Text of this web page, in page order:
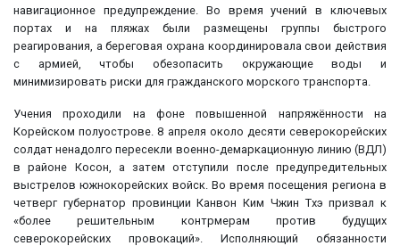
навигационное предупреждение. Во время учений в ключевых
портах и на пляжах были размещены группы быстрого
реагирования, а береговая охрана координировала свои действия
с армией, чтобы обезопасить окружающие воды и
минимизировать риски для гражданского морского транспорта.
Учения проходили на фоне повышенной напряжённости на
Корейском полуострове. 8 апреля около десяти северокорейских
солдат ненадолго пересекли военно-демаркационную линию (ВДЛ)
в районе Косон, а затем отступили после предупредительных
выстрелов южнокорейских войск. Во время посещения региона в
четверг губернатор провинции Канвон Ким Чжин Тхэ призвал к
«более решительным контрмерам против будущих
северокорейских провокаций». Исполняющий обязанности